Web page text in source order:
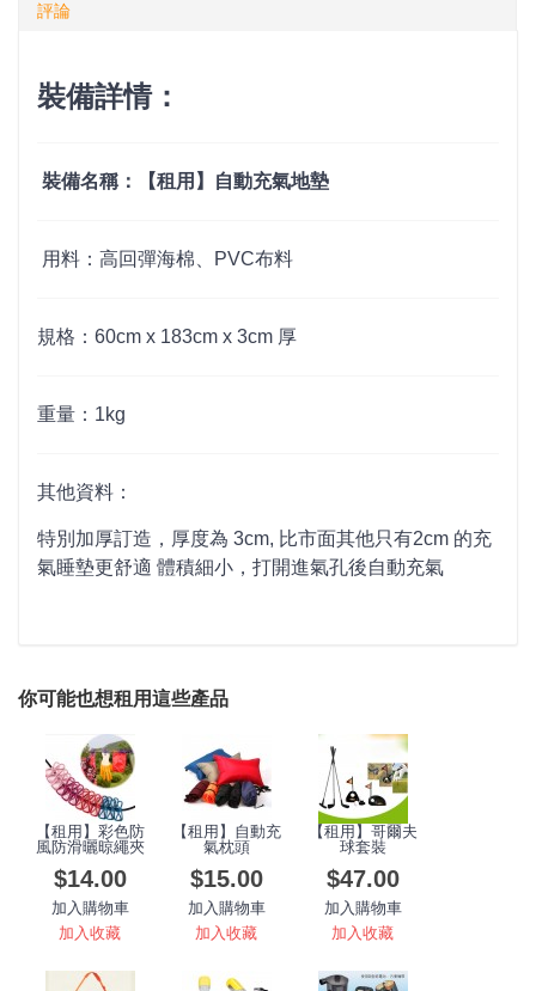
評論
裝備詳情：
裝備名稱：【租用】自動充氣地墊
用料：高回彈海棉、PVC布料
規格： 60cm x 183cm x 3cm 厚
重量：1kg
其他資料：
特別加厚訂造，厚度為 3cm, 比市面其他只有2cm 的充
氣睡墊更舒適 體積細小，打開進氣孔後自動充氣
你可能也想租用這些產品
【租用】彩色防
風防滑曬晾繩夾
$14.00
加入購物車
加入收藏
【租用】自動充
氣枕頭
$15.00
加入購物車
加入收藏
【租用】哥爾夫
球套裝
$47.00
加入購物車
加入收藏